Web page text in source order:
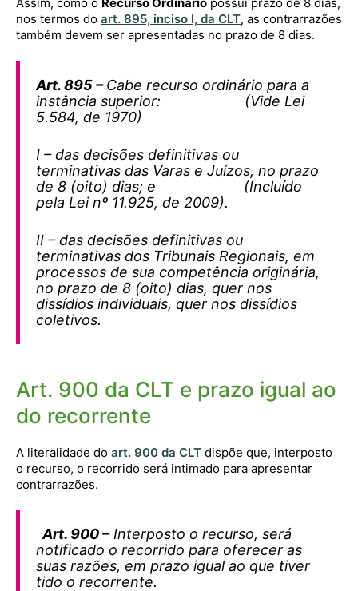
nos termos do art. 895, inciso I, da CLT, as contrarrazões
também devem ser apresentadas no prazo de 8 dias.
Art. 895 –Cabe recurso ordinário para a
instância superior: (Vide Lei
5.584, de 1970)
I – das decisões definitivas ou
terminativas das Varas e Juízos, no prazo
de 8 (oito) dias; e (Incluído
pela Lei nº 11.925, de 2009).
II – das decisões definitivas ou
terminativas dos Tribunais Regionais, em
processos de sua competência originária,
no prazo de 8 (oito) dias, quer nos
dissídios individuais, quer nos dissídios
coletivos.
Art. 900 da CLT e prazo igual ao
do recorrente
A literalidade do art. 900 da CLT dispõe que, interposto
o recurso, o recorrido será intimado para apresentar
contrarrazões.
Art. 900 –Interposto o recurso, será
notificado o recorrido para oferecer as
suas razões, em prazo igual ao que tiver
tido o recorrente.